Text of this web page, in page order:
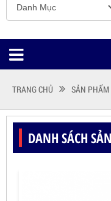
TRANG CHỦ SẢN PHẨM
DANH SÁCH